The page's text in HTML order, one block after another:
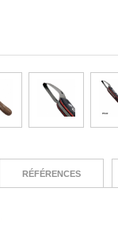
RÉFÉRENCES